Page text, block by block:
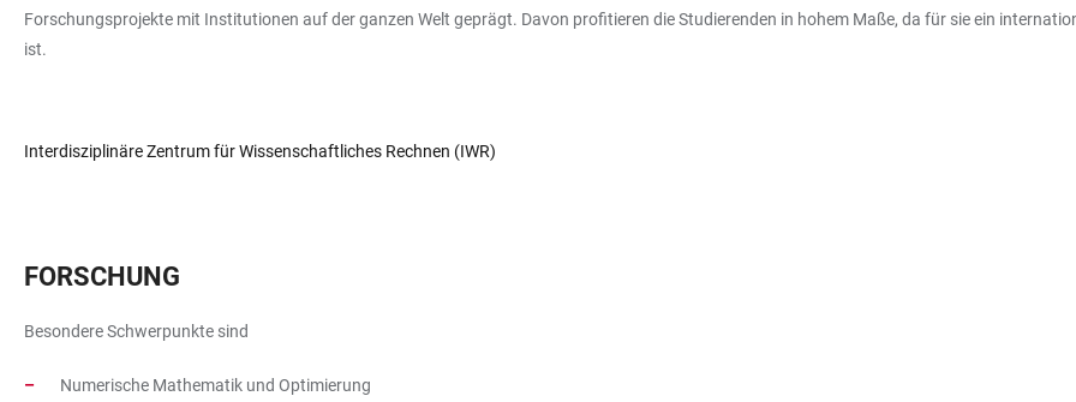
Forschungsprojekte mit Institutionen auf der ganzen Welt geprägt. Davon profitieren die Studierenden in hohem Maße, da für sie ein
ist.
Interdisziplinäre Zentrum für Wissenschaftliches Rechnen (IWR)
FORSCHUNG
Besondere Schwerpunkte sind
Numerische Mathematik und Optimierung